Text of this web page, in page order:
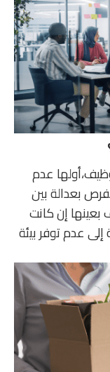
عدم
بعدالة بين
إن كانت
عدم توفر بيئة